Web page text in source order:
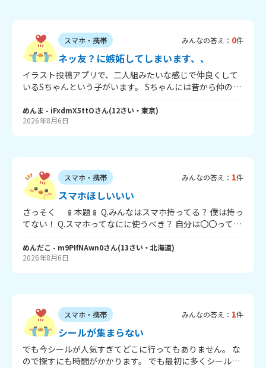
スマホ・携帯 みんなの答え： 0件
ネッ友？に嫉妬してしまいます、、
イラスト投稿アプリで、二人組みたいな感じで仲良くして
いるSちゃんという子がいます。 Sちゃんには昔から仲のい
んですが、SちゃんはMちゃんと話すときのほうが、私と話
すときより長文だったり、絵文字をたくさん使っていたり
思ってしまいます。 「年齢が少し違うから話しにくいのか
な」「嫌われてるのかな」と考えてしまうこともあって、
自分でもつらいです。 こういう気持ちになるのって、Sち
ゃんに依存しているということなんでしょうか？それと
も、ただ嫉妬しているだけなのでしょうか？同じような経
験がある人や、アドバイスがあれば教えてほしいです。
めんま - iFxdmX5ttOさん(12さい・ 東京)
2026年8月6日
スマホ・携帯 みんなの答え： 1件
スマホほしいいい
さっそく 📱本題📱 Q.みんなはスマホ持ってる？ 僕は持っ
てない！ Q.スマホってなにに使うべき？ 自分は〇〇って使
えなくてｲｲョ!! それじゃあまたキズなんでー
めんだこ - m9PIfNAwn0さん(13さい・ 北海道)
2026年8月6日
スマホ・携帯 みんなの答え： 1件
シールが集まらない
でも今シールが人気すぎてどこに行ってもありません。 な
ので探すにも時間がかかります。 でも最初に多くシールを